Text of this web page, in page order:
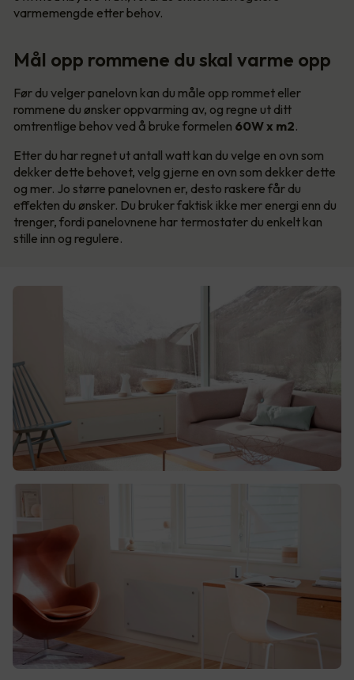
varmemengde etter behov.
Mål opp rommene du skal varme opp
Før du velger panelovn kan du måle opp rommet eller
rommene du ønsker oppvarming av, og regne ut ditt
omtrentlige behov ved å bruke formelen 60W x m2.
Etter du har regnet ut antall watt kan du velge en ovn som
dekker dette behovet, velg gjerne en ovn som dekker dette
og mer. Jo større panelovnen er, desto raskere får du
effekten du ønsker. Du bruker faktisk ikke mer energi enn du
trenger, fordi panelovnene har termostater du enkelt kan
stille inn og regulere.